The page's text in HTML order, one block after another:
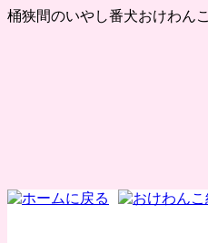
桶狭間のいやし番犬おけわんこ